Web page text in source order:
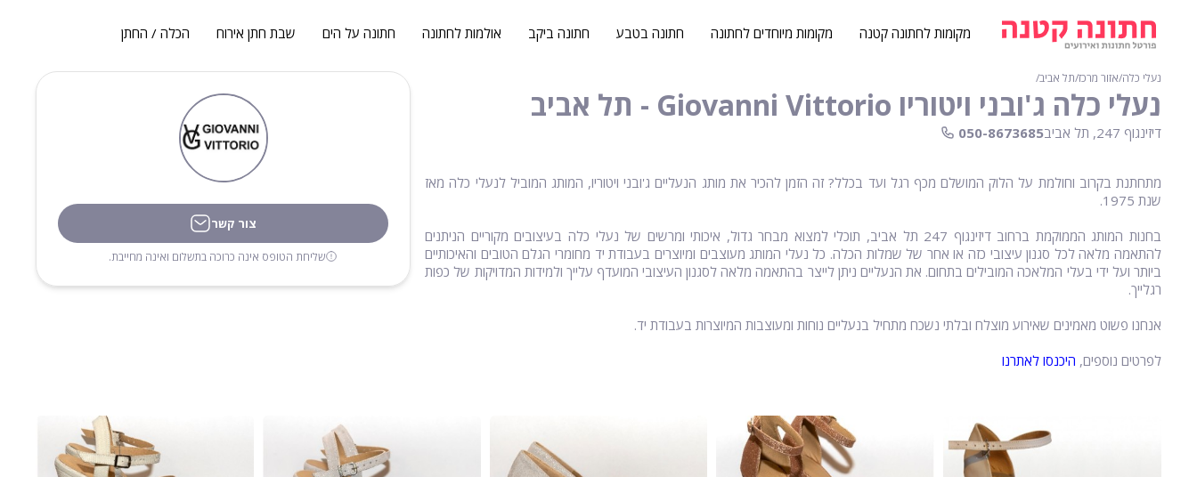
מקומות לחתונה קטנה מקומות מיוחדים לחתונה חתונה בטבע חתונה ביקב אולמות לחתונה חתונה על הים שבת חתן אירוח הכלה / החתן
צור קשר
שליחת הטופס אינה כרוכה בתשלום ואינה מחייבת.
נעלי כלה∕אזור מרכז∕תל אביב∕
נעלי כלה ג'ובני ויטוריו Giovanni Vittorio - תל אביב
דיזינגוף 247, תל אביב 050-8673685
מתחתנת בקרוב וחולמת על הלוק המושלם מכף רגל ועד בכלל? זה הזמן להכיר את מותג הנעליים ג'ובני ויטוריו, המותג המוביל לנעלי כלה מאז
שנת 1975.
בחנות המותג הממוקמת ברחוב דיזינגוף 247 תל אביב, תוכלי למצוא מבחר גדול, איכותי ומרשים של נעלי כלה בעיצובים מקוריים הניתנים
להתאמה מלאה לכל סגנון עיצובי כזה או אחר של שמלות הכלה. כל נעלי המותג מעוצבים ומיוצרים בעבודת יד מחומרי הגלם הטובים והאיכותיים
ביותר ועל ידי בעלי המלאכה המובילים בתחום. את הנעליים ניתן לייצר בהתאמה מלאה לסגנון העיצובי המועדף עלייך ולמידות המדויקות של כפות
רגלייך.
אנחנו פשוט מאמינים שאירוע מוצלח ובלתי נשכח מתחיל בנעליים נוחות ומעוצבות המיוצרות בעבודת יד.
לפרטים נוספים, היכנסו לאתרנו